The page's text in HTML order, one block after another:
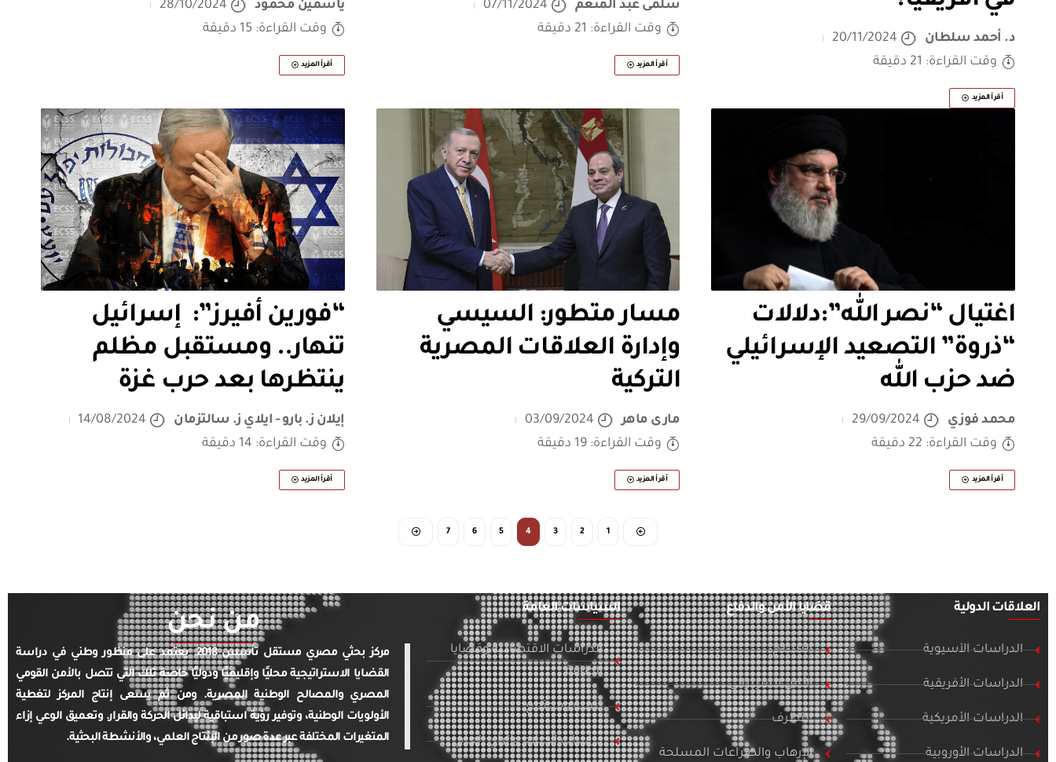
د. أحمد سلطان
20/11/2024
وقت القراءة: 21 دقيقة
أقرأ المزيد
سلمى عبد المنعم
07/11/2024
وقت القراءة: 21 دقيقة
أقرأ المزيد
ياسمين محمود
28/10/2024
وقت القراءة: 15 دقيقة
أقرأ المزيد
اغتيال “نصر الله”:دلالات
“ذروة” التصعيد الإسرائيلي
ضد حزب الله
محمد فوزي
29/09/2024
وقت القراءة: 22 دقيقة
أقرأ المزيد
مسار متطور: السيسي
وإدارة العلاقات المصرية
التركية
مارى ماهر
03/09/2024
وقت القراءة: 19 دقيقة
أقرأ المزيد
“فورين أفيرز”: إسرائيل
تنهار.. ومستقبل مظلم
ينتظرها بعد حرب غزة
إيلان ز. بارو - ايلاي ز. سالتزمان
14/08/2024
وقت القراءة: 14 دقيقة
أقرأ المزيد
1
2
3
4
5
6
7
العلاقات الدولية
الدراسات الآسيوية
الدراسات الأفريقية
الدراسات الأمريكية
الدراسات الأوروبية
قضايا الأمن والدفاع
التسلح
الأمن السيبراني
التطرف
الإرهاب والصراعات المسلحة
السياسات العامة
الدراسات الاقتصادية وقضايا
الطاقة
تنمية ومجتمع
دراسات الإعلام والرأي العام
من نحن
مركز بحثي مصري مستقل تأسس 2018. يعتمد على منظور وطني في دراسة
القضايا الاستراتيجية محليًا وإقليميًا ودوليًا خاصة تلك التي تتصل بالأمن القومي
المصري والمصالح الوطنية المصرية. ومن ثم يسعى إنتاج المركز لتغطية
الأولويات الوطنية، وتوفير رؤية استباقية لبدائل الحركة والقرار. وتعميق الوعي إزاء
المتغيرات المختلفة عبر عدة صور من الإنتاج العلمي، والأنشطة البحثية.